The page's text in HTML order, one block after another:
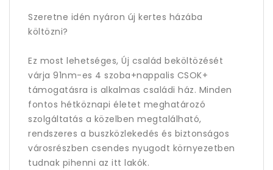
Szeretne idén nyáron új kertes házába
költözni?
Ez most lehetséges, Új család beköltözését
várja 91nm-es 4 szoba+nappalis CSOK+
támogatásra is alkalmas családi ház. Minden
fontos hétköznapi életet meghatározó
szolgáltatás a közelben megtalálható,
rendszeres a buszközlekedés és biztonságos
városrészben csendes nyugodt környezetben
tudnak pihenni az itt lakók.